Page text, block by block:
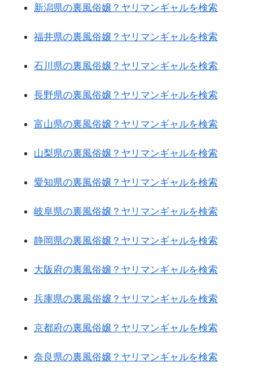
新潟県の裏風俗嬢？ヤリマンギャルを検索
福井県の裏風俗嬢？ヤリマンギャルを検索
石川県の裏風俗嬢？ヤリマンギャルを検索
長野県の裏風俗嬢？ヤリマンギャルを検索
富山県の裏風俗嬢？ヤリマンギャルを検索
山梨県の裏風俗嬢？ヤリマンギャルを検索
愛知県の裏風俗嬢？ヤリマンギャルを検索
岐阜県の裏風俗嬢？ヤリマンギャルを検索
静岡県の裏風俗嬢？ヤリマンギャルを検索
大阪府の裏風俗嬢？ヤリマンギャルを検索
兵庫県の裏風俗嬢？ヤリマンギャルを検索
京都府の裏風俗嬢？ヤリマンギャルを検索
奈良県の裏風俗嬢？ヤリマンギャルを検索